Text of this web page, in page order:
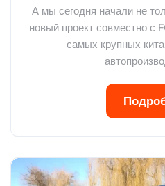
А мы сегодня начали не
новый проект совместно с
самых крупных